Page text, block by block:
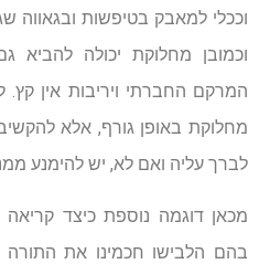
וככלי למאבק בטיפשות ובגאווה
וכמובן מחלוקת יכולה להביא
המרקם החברתי ויריבות אין
מחלוקת באופן גורף, אלא
לברך עליה ואם לא, יש להימנע
מכאן דוגמה נוספת כיצד
בהם הלבישו חכמינו את התורה